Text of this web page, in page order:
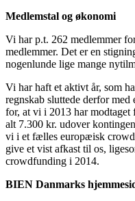
Medlemstal og økonomi
Vi har p.t. 262 medlemmer
medlemmer. Det er en
nogenlunde lige mange
Vi har haft et aktivt år, som
regnskab sluttede derfor
for, at vi i 2013 har
alt 7.300 kr. udover
vi i et fælles europæisk
give et vist afkast til os,
crowdfunding i 2014.
BIEN Danmarks